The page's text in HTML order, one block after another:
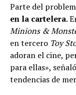
Parte del
en la cartelera.
Minions &
en tercero Toy
adoran el cine,
para ellas»,
tendencias de